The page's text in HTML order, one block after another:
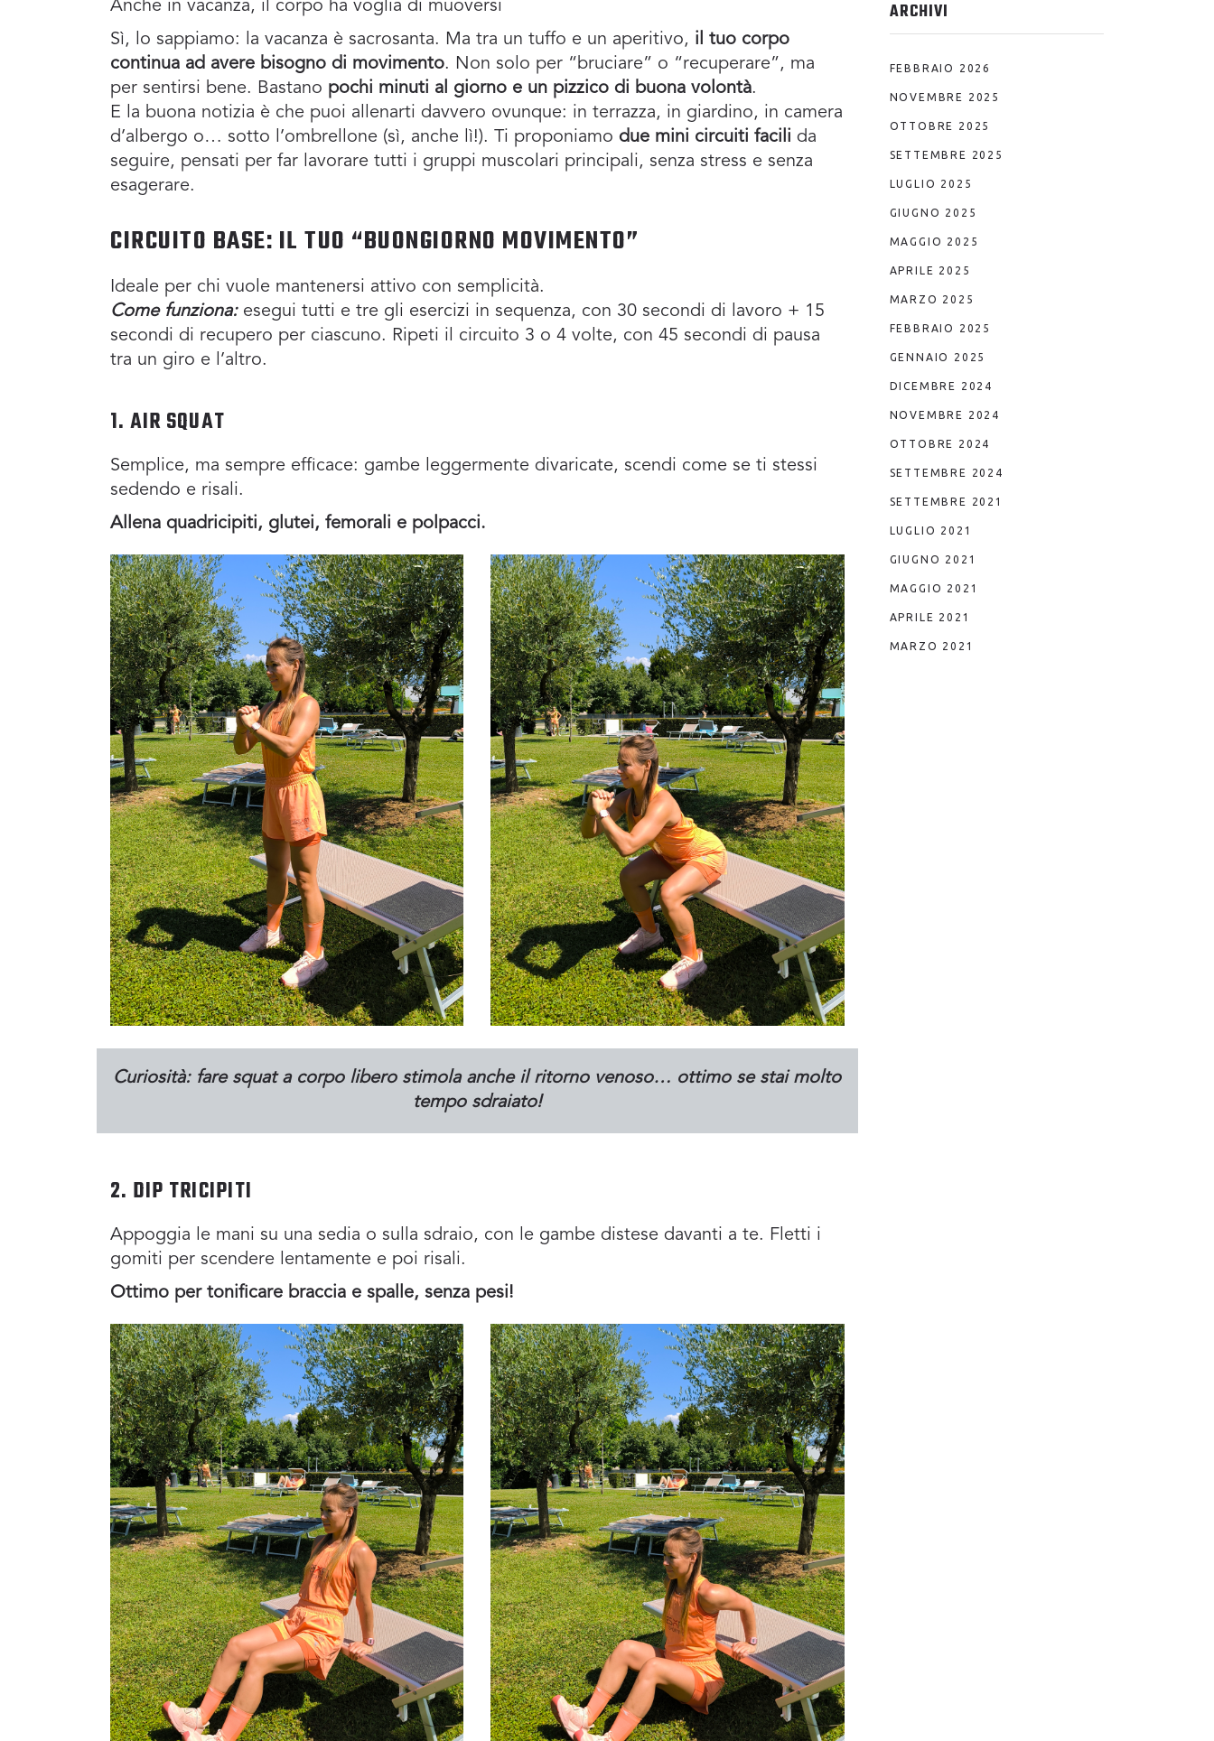
Anche in vacanza, il corpo ha voglia di muoversi
Sì, lo sappiamo: la vacanza è sacrosanta. Ma tra un tuffo e un aperitivo, il tuo corpo
continua ad avere bisogno di movimento. Non solo per “bruciare” o “recuperare”, ma
per sentirsi bene. Bastano pochi minuti al giorno e un pizzico di buona volontà.
E la buona notizia è che puoi allenarti davvero ovunque: in terrazza, in giardino, in camera
d’albergo o… sotto l’ombrellone (sì, anche lì!). Ti proponiamo due mini circuiti facili da
seguire, pensati per far lavorare tutti i gruppi muscolari principali, senza stress e senza
esagerare.
CIRCUITO BASE: IL TUO “BUONGIORNO MOVIMENTO”
Ideale per chi vuole mantenersi attivo con semplicità.
Come funziona: esegui tutti e tre gli esercizi in sequenza, con 30 secondi di lavoro + 15
secondi di recupero per ciascuno. Ripeti il circuito 3 o 4 volte, con 45 secondi di pausa
tra un giro e l’altro.
1. AIR SQUAT
Semplice, ma sempre efficace: gambe leggermente divaricate, scendi come se ti stessi
sedendo e risali.
Allena quadricipiti, glutei, femorali e polpacci.
Curiosità: fare squat a corpo libero stimola anche il ritorno venoso… ottimo se stai molto
tempo sdraiato!
2. DIP TRICIPITI
Appoggia le mani su una sedia o sulla sdraio, con le gambe distese davanti a te. Fletti i
gomiti per scendere lentamente e poi risali.
Ottimo per tonificare braccia e spalle, senza pesi!
ARCHIVI
FEBBRAIO 2026
NOVEMBRE 2025
OTTOBRE 2025
SETTEMBRE 2025
LUGLIO 2025
GIUGNO 2025
MAGGIO 2025
APRILE 2025
MARZO 2025
FEBBRAIO 2025
GENNAIO 2025
DICEMBRE 2024
NOVEMBRE 2024
OTTOBRE 2024
SETTEMBRE 2024
SETTEMBRE 2021
LUGLIO 2021
GIUGNO 2021
MAGGIO 2021
APRILE 2021
MARZO 2021